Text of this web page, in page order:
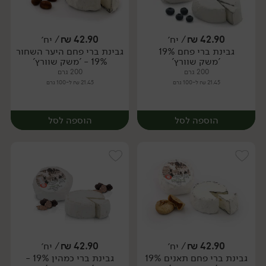
יח׳ יח׳
42.90
₪/ יח׳
גבינת ברי פחם 19%
'משק שוורץ'
200 גרם
21.45 ₪ ל-100 גרם
הוספה לסל
יח׳
42.90
₪/ יח׳
גבינת ברי פחם היער השחור
19% - 'משק שוורץ'
200 גרם
21.45 ₪ ל-100 גרם
הוספה לסל
יח׳
42.90
₪/ יח׳
גבינת ברי פחם תאנים 19%
42.90
₪/ יח׳
גבינת ברי כמהין 19% -